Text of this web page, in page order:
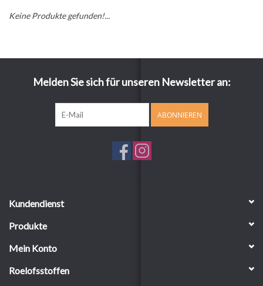
Keine Produkte gefunden!...
Melden Sie sich für unseren Newsletter an:
ABONNIEREN
Kundendienst
Produkte
Mein Konto
Roelofsstoffen